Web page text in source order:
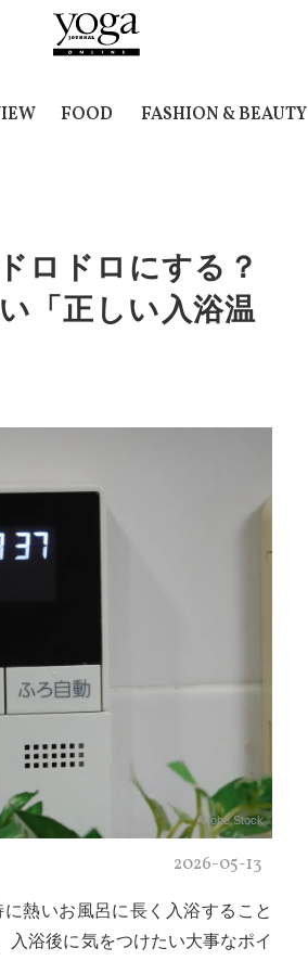
FOOD FASHION & BEAUTY
ロドロにする？
「正しい入浴温
Adobe Stock
2026-05-13
熱いお風呂に長く入浴すること
入浴後に気をつけたい大事なポイ